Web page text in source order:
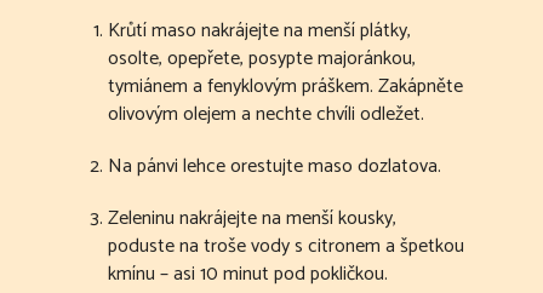
Krůtí maso nakrájejte na menší plátky,
osolte, opepřete, posypte majoránkou,
tymiánem a fenyklovým práškem. Zakápněte
olivovým olejem a nechte chvíli odležet.
Na pánvi lehce orestujte maso dozlatova.
Zeleninu nakrájejte na menší kousky,
poduste na troše vody s citronem a špetkou
kmínu – asi 10 minut pod pokličkou.